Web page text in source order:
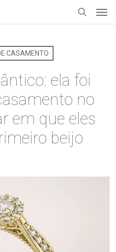
CASAMENTO
ela foi
no
em que eles
beijo